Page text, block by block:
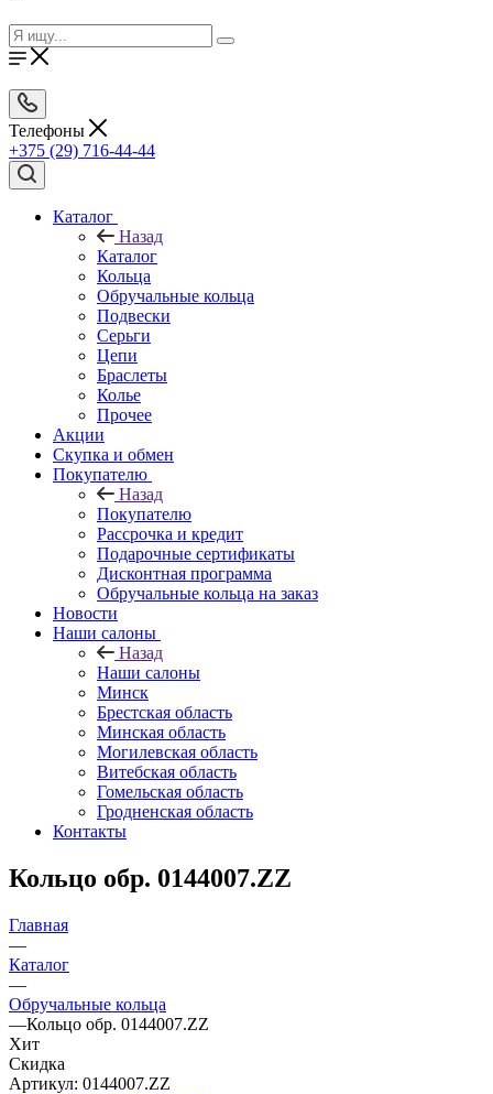
Телефоны
+375 (29) 716-44-44
Каталог
Назад
Каталог
Кольца
Обручальные кольца
Подвески
Серьги
Цепи
Браслеты
Колье
Прочее
Акции
Скупка и обмен
Покупателю
Назад
Покупателю
Рассрочка и кредит
Подарочные сертификаты
Дисконтная программа
Обручальные кольца на заказ
Новости
Наши салоны
Назад
Наши салоны
Минск
Брестская область
Минская область
Могилевская область
Витебская область
Гомельская область
Гродненская область
Контакты
Кольцо обр. 0144007.ZZ
Главная
—
Каталог
—
Обручальные кольца
—Кольцо обр. 0144007.ZZ
Хит
Скидка
Артикул: 0144007.ZZ